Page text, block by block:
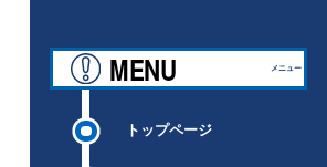
MENU メニュー
トップページ